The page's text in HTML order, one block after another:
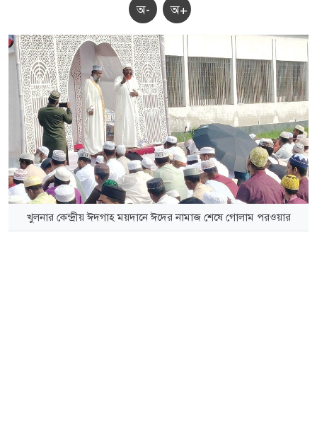
অ- অ+
খুলনার কেন্দ্রীয় ঈদগাহ ময়দানে ঈদের নামাজ শেষে গোলাম পরওয়ার